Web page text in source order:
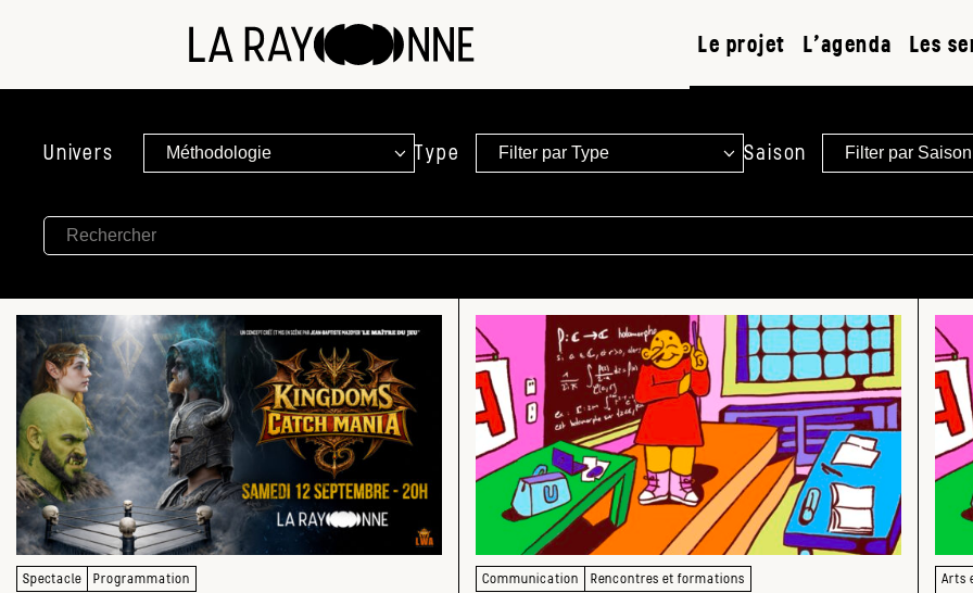
Le projet L’agenda Les
Univers Type Saison
Spectacle Programmation Communication Rencontres et formations
Arts